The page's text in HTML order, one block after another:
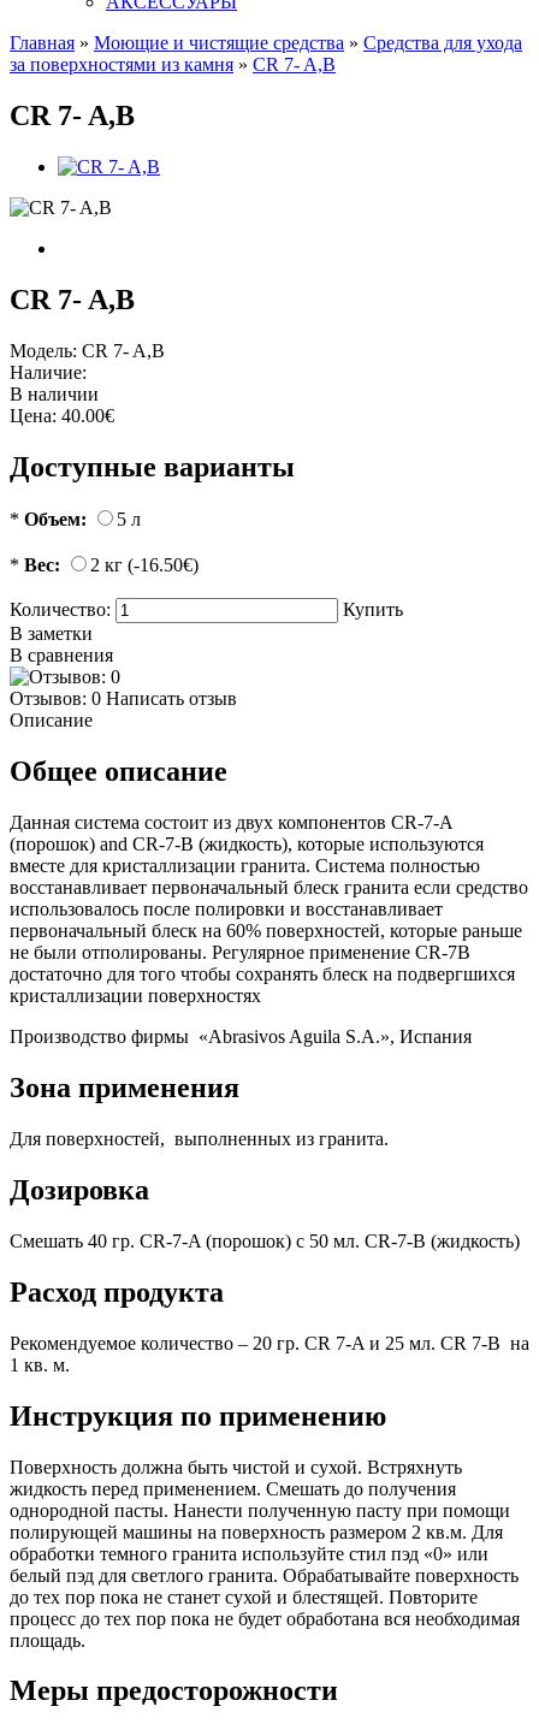
Главная » Моющие и чистящие средства » Средства для ухода
за поверхностями из камня » CR 7- A,B
CR 7- A,B
CR 7- A,B
Модель: CR 7- A,B
Наличие:
В наличии
Цена: 40.00€
Доступные варианты
* Объем: 5 л
* Вес: 2 кг (-16.50€)
Количество:
Купить
В заметки
В сравнения
Отзывов: 0 Написать отзыв
Описание
Общее описание
Данная система состоит из двух компонентов CR-7-A
(порошок) and CR-7-B (жидкость), которые используются
вместе для кристаллизации гранита. Система полностью
восстанавливает первоначальный блеск гранита если средство
использовалось после полировки и восстанавливает
первоначальный блеск на 60% поверхностей, которые раньше
не были отполированы. Регулярное применение CR-7B
достаточно для того чтобы сохранять блеск на подвергшихся
кристаллизации поверхностях
Производство фирмы «Abrasivos Aguila S.A.», Испания
Зона применения
Для поверхностей, выполненных из гранита.
Дозировка
Смешать 40 гр. CR-7-A (порошок) с 50 мл. CR-7-B (жидкость)
Расход продукта
Рекомендуемое количество – 20 гр. CR 7-A и 25 мл. CR 7-B на
1 кв. м.
Инструкция по применению
Поверхность должна быть чистой и сухой. Встряхнуть
жидкость перед применением. Смешать до получения
однородной пасты. Нанести полученную пасту при помощи
полирующей машины на поверхность размером 2 кв.м. Для
обработки темного гранита используйте стил пэд «0» или
белый пэд для светлого гранита. Обрабатывайте поверхность
до тех пор пока не станет сухой и блестящей. Повторите
процесс до тех пор пока не будет обработана вся необходимая
площадь.
Меры предосторожности